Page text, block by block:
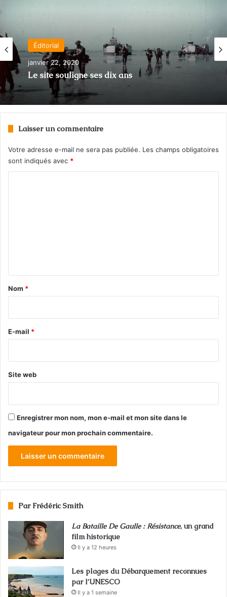
Éditorial
janvier 22, 2020
Le site souligne ses dix ans
Laisser un commentaire
Votre adresse e-mail ne sera pas publiée. Les champs obligatoires
sont indiqués avec *
a
e
Nom *
E-mail *
Site web
Enregistrer mon nom, mon e-mail et mon site dans le
navigateur pour mon prochain commentaire.
Par Frédéric Smith
La Bataille De Gaulle : Résistance, un grand
film historique
Il y a 12 heures
Les plages du Débarquement reconnues
par l’UNESCO
Il y a 1 semaine